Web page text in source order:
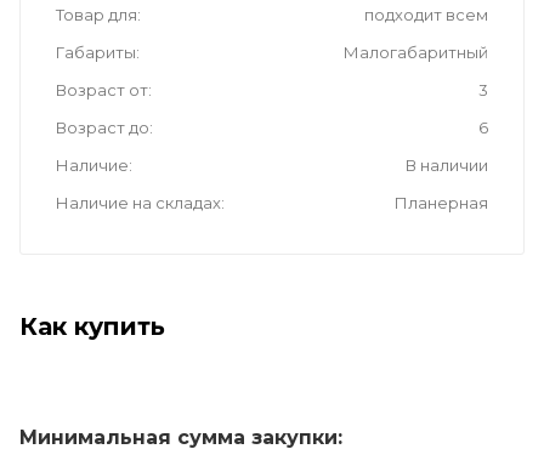
Товар для
подходит всем
Габариты
Малогабаритный
Возраст от
3
Возраст до
6
Наличие
В наличии
Наличие на складах
Планерная
Как купить
Минимальная сумма закупки: